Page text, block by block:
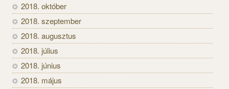
2018. október
2018. szeptember
2018. augusztus
2018. július
2018. június
2018. május